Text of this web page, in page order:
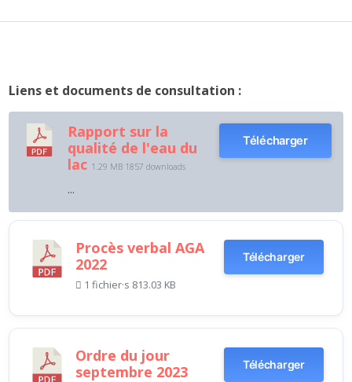
Liens et documents de consultation :
Rapport sur la
qualité de l'eau du
lac 1.29 MB 1857 downloads
...
Télécharger
Procès verbal AGA
2022
1 fichier·s 813.03 KB
Télécharger
Ordre du jour
septembre 2023
Télécharger